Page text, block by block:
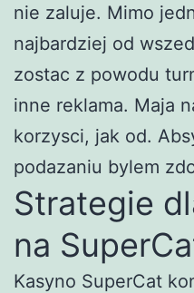
nie zaluje. Mimo
najbardziej od
zostac z powodu
inne reklama. Maja
korzysci, jak od.
podazaniu bylem
Strategie
na
Kasyno SuperCat